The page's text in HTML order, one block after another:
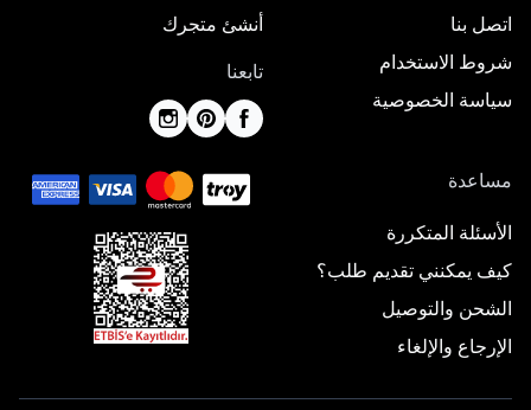
اتصل بنا
شروط الاستخدام
سياسة الخصوصية
أنشئ متجرك
تابعنا
مساعدة
الأسئلة المتكررة
كيف يمكنني تقديم طلب؟
الشحن والتوصيل
الإرجاع والإلغاء